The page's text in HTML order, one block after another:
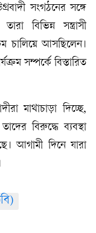
সংগঠনের সঙ্গে
বিভিন্ন সন্ত্রাসী
চালিয়ে আসছিলেন।
সম্পর্কে বিস্তারিত
মাথাচাড়া দিচ্ছে,
বিরুদ্ধে ব্যবস্থা
আগামী দিনে যারা